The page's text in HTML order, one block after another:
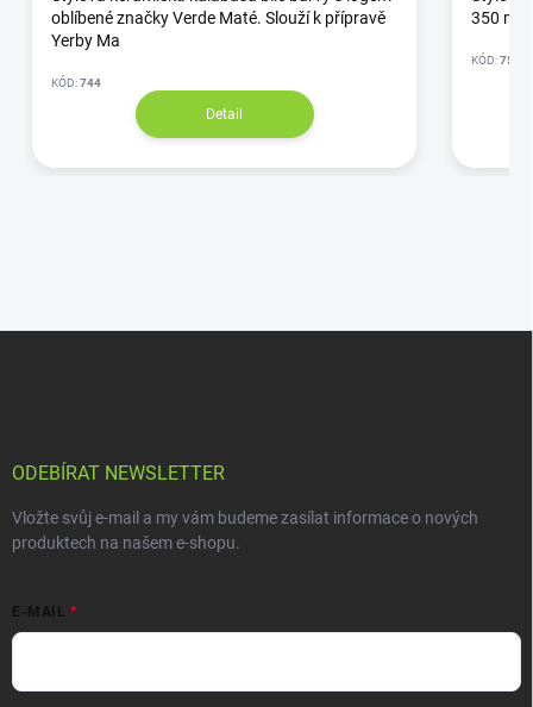
oblíbené značky Verde Maté. Slouží k přípravě
Yerby Ma
KÓD:744
Detail
350 ml.
KÓD:750
ODEBÍRAT NEWSLETTER
Vložte svůj e-mail a my vám budeme zasílat informace o nových
produktech na našem e-shopu.
E-MAIL